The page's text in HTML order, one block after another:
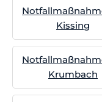
Kissing
Krumbach